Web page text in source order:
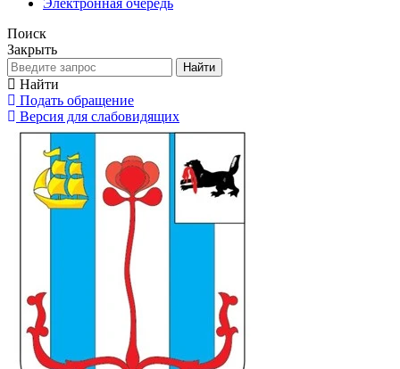
Поиск
Закрыть
Найти
Найти
Подать обращение
Версия для слабовидящих